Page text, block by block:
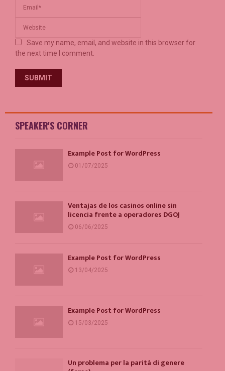
Save my name, email, and website in this browser for
the next time I comment.
SPEAKER'S CORNER
Example Post for WordPress
01/07/2025
Ventajas de los casinos online sin
licencia frente a operadores DGOJ
06/06/2025
Example Post for WordPress
13/04/2025
Example Post for WordPress
15/03/2025
Un problema per la parità di genere